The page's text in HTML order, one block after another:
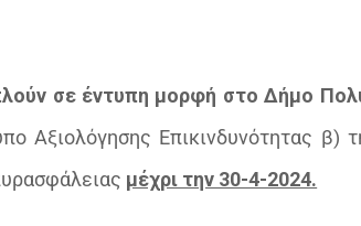
σε έντυπη μορφή στο Δήμο
Αξιολόγησης Επικινδυνότητας β)
μέχρι την 30-4-2024.